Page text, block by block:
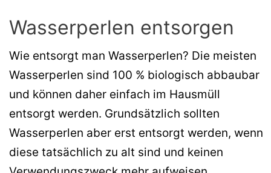
Wasserperlen entsorgen
Wie entsorgt man Wasserperlen? Die meisten
Wasserperlen sind 100 % biologisch abbaubar
und können daher einfach im Hausmüll
entsorgt werden. Grundsätzlich sollten
Wasserperlen aber erst entsorgt werden, wenn
diese tatsächlich zu alt sind und keinen